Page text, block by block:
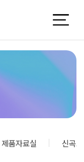
제품자료실 신곡